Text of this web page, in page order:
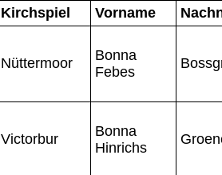
Kirchspiel Vorname
Nüttermoor
Bonna
Febes
Victorbur
Bonna
Hinrichs